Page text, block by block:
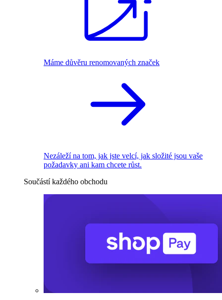
Máme důvěru renomovaných značek
Nezáleží na tom, jak jste velcí, jak složité jsou vaše
požadavky ani kam chcete růst.
Součástí každého obchodu